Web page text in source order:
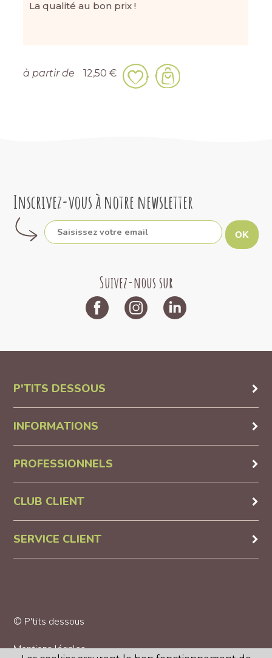
La qualité au bon prix !
à partir de 12,50 €
Inscrivez-vous à notre newsletter
OK
Suivez-nous sur
P'TITS DESSOUS
INFORMATIONS
PROFESSIONNELS
CLUB CLIENT
SERVICE CLIENT
© P'tits dessous
Mentions légales